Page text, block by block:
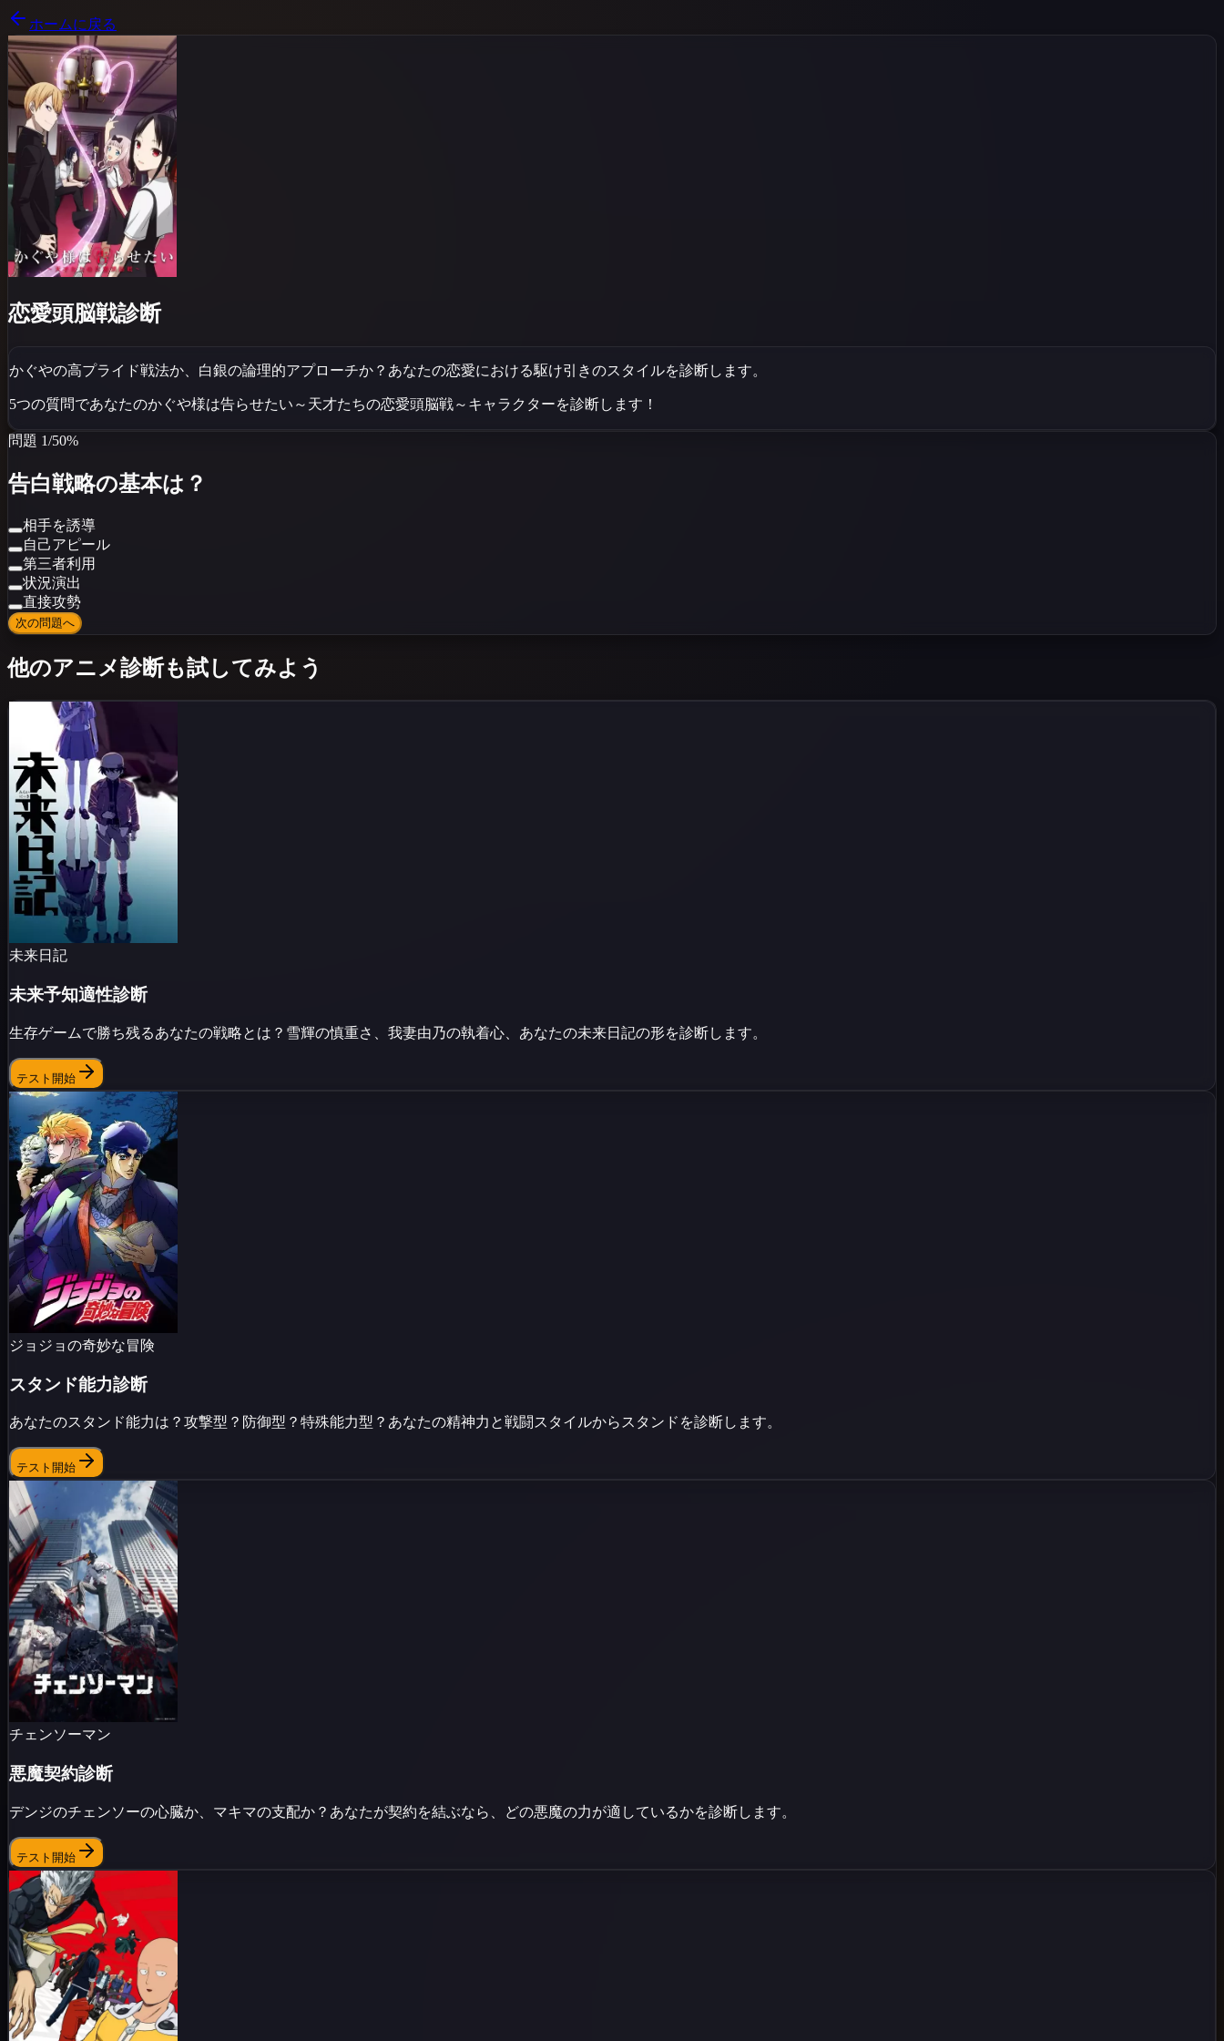
ホームに戻る
恋愛頭脳戦診断
かぐやの高プライド戦法か、白銀の論理的アプローチか？あなたの恋愛における駆け引きのスタイルを診断します。
5つの質問であなたのかぐや様は告らせたい～天才たちの恋愛頭脳戦～ キャラクターを診断します！
問題 1/50%
告白戦略の基本は？
相手を誘導
自己アピール
第三者利用
状況演出
直接攻勢
次の問題へ
他のアニメ診断も試してみよう
未来日記
未来予知適性診断
生存ゲームで勝ち残るあなたの戦略とは？雪輝の慎重さ、我妻由乃の執着心、あなたの未来日記の形を診断します。
テスト開始
ジョジョの奇妙な冒険
スタンド能力診断
あなたのスタンド能力は？攻撃型？防御型？特殊能力型？あなたの精神力と戦闘スタイルからスタンドを診断します。
テスト開始
チェンソーマン
悪魔契約診断
デンジのチェンソーの心臓か、マキマの支配か？あなたが契約を結ぶなら、どの悪魔の力が適しているかを診断します。
テスト開始